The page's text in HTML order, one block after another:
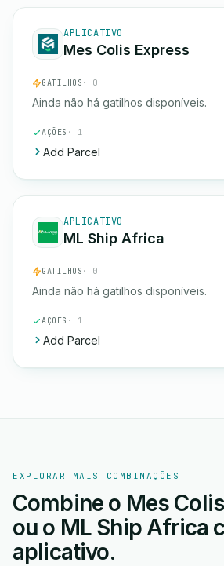
APLICATIVO
Mes Colis Express
GATILHOS · 0
Ainda não há gatilhos disponíveis.
AÇÕES · 1
Add Parcel
APLICATIVO
ML Ship Africa
GATILHOS · 0
Ainda não há gatilhos disponíveis.
AÇÕES · 1
Add Parcel
EXPLORAR MAIS COMBINAÇÕES
Combine o Mes
ou o ML Ship Africa
aplicativo.